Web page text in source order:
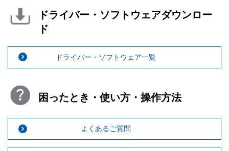
ドライバー・ソフトウェアダウンロー
ド
ドライバー・ソフトウェア一覧
困ったとき・使い方・操作方法
よくあるご質問